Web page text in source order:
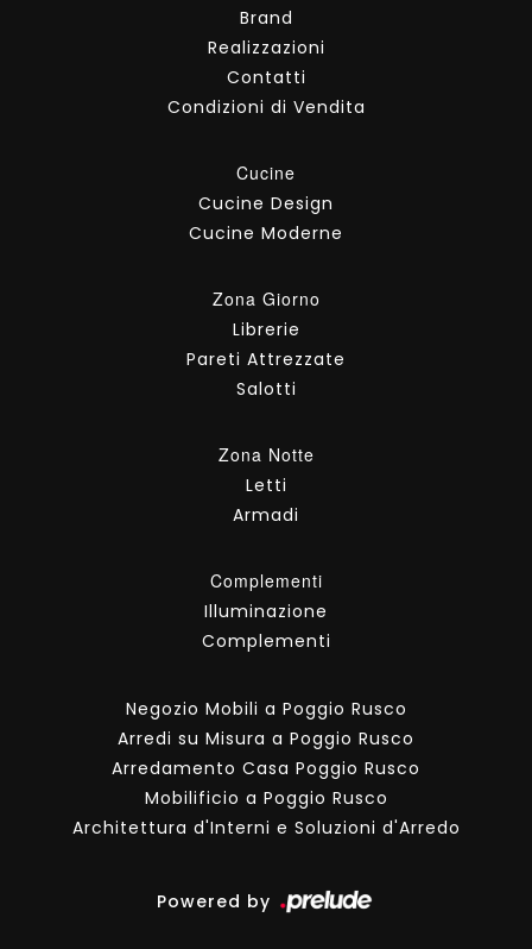
Brand
Realizzazioni
Contatti
Condizioni di Vendita
Cucine
Cucine Design
Cucine Moderne
Zona Giorno
Librerie
Pareti Attrezzate
Salotti
Zona Notte
Letti
Armadi
Complementi
Illuminazione
Complementi
Negozio Mobili a Poggio Rusco
Arredi su Misura a Poggio Rusco
Arredamento Casa Poggio Rusco
Mobilificio a Poggio Rusco
Architettura d'Interni e Soluzioni d'Arredo
Powered by